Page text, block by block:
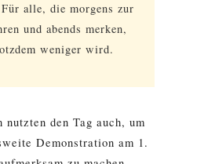
alle, die morgens zur
und abends merken,
weniger wird.
den Tag auch, um
Demonstration am 1.